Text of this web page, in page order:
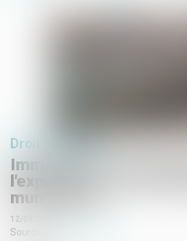
Droit immobilier
Immobilier : les
l'expectative de la loi
municipales
12/09/2018
Source :